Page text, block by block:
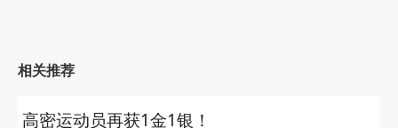
相关推荐
高密运动员再获1金1银！